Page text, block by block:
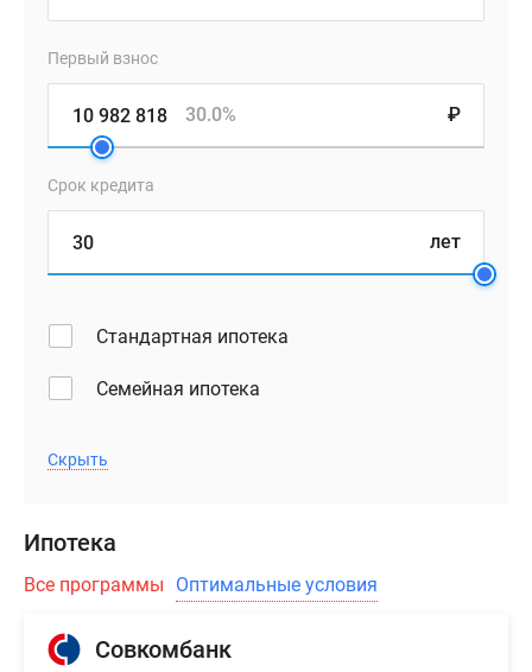
Первый взнос
₽
30.0%
Срок кредита
лет
Стандартная ипотека
Семейная ипотека
Скрыть
Ипотека
Все программы Оптимальные условия
Совкомбанк